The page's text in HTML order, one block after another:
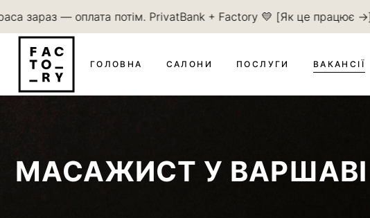
зараз — оплата потім. PrivatBank + Factory 💛 [Як це працює →]
ГОЛОВНА САЛОНИ ПОСЛУГИ ВАКАНСІЇ
МАСАЖИСТ У ВАРШАВІ